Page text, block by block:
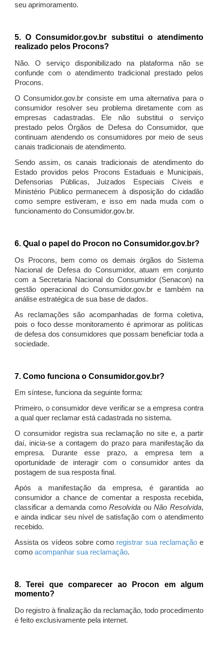
seu aprimoramento.
5. O Consumidor.gov.br substitui o atendimento
realizado pelos Procons?
Não. O serviço disponibilizado na plataforma não se
confunde com o atendimento tradicional prestado pelos
Procons.
O Consumidor.gov.br consiste em uma alternativa para o
consumidor resolver seu problema diretamente com as
empresas cadastradas. Ele não substitui o serviço
prestado pelos Órgãos de Defesa do Consumidor, que
continuam atendendo os consumidores por meio de seus
canais tradicionais de atendimento.
Sendo assim, os canais tradicionais de atendimento do
Estado providos pelos Procons Estaduais e Municipais,
Defensorias Públicas, Juizados Especiais Cíveis e
Ministério Público permanecem à disposição do cidadão
como sempre estiveram, e isso em nada muda com o
funcionamento do Consumidor.gov.br.
6. Qual o papel do Procon no Consumidor.gov.br?
Os Procons, bem como os demais órgãos do Sistema
Nacional de Defesa do Consumidor, atuam em conjunto
com a Secretaria Nacional do Consumidor (Senacon) na
gestão operacional do Consumidor.gov.br e também na
análise estratégica de sua base de dados.
As reclamações são acompanhadas de forma coletiva,
pois o foco desse monitoramento é aprimorar as políticas
de defesa dos consumidores que possam beneficiar toda a
sociedade.
7. Como funciona o Consumidor.gov.br?
Em síntese, funciona da seguinte forma:
Primeiro, o consumidor deve verificar se a empresa contra
a qual quer reclamar está cadastrada no sistema.
O consumidor registra sua reclamação no site e, a partir
daí, inicia-se a contagem do prazo para manifestação da
empresa. Durante esse prazo, a empresa tem a
oportunidade de interagir com o consumidor antes da
postagem de sua resposta final.
Após a manifestação da empresa, é garantida ao
consumidor a chance de comentar a resposta recebida,
classificar a demanda comoResolvida ouNão Resolvida,
e ainda indicar seu nível de satisfação com o atendimento
recebido.
Assista os vídeos sobre como registrar sua reclamaçãoe
como acompanhar sua reclamação.
8. Terei que comparecer ao Procon em algum
momento?
Do registro à finalização da reclamação, todo procedimento
é feito exclusivamente pela internet.